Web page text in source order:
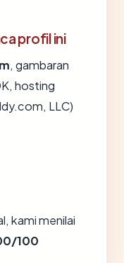
profil ini
, gambaran
hosting
LLC)
kami menilai
100